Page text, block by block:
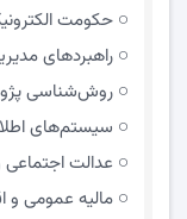
حکومت
راهبردهای
روش‌شناسی
سیستم‌های
عدالت
مالیه عمومی و